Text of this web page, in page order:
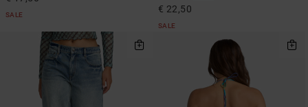
SALE
€ 22,50
SALE